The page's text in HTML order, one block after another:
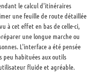
le calcul d'itinéraires
une feuille de route détaillée
à cet effet en bas de celle-ci,
une longue marche ou
L'interface a été pensée
peu habituées aux outils
fluide et agréable.